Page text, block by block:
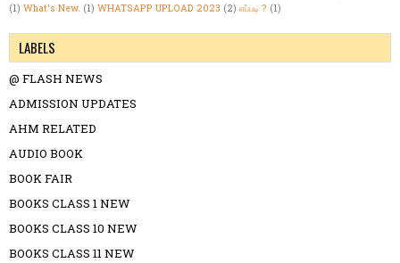
(1) What's New. (1) WHATSAPP UPLOAD 2023 (2) எப்படி ? (1)
LABELS
@ FLASH NEWS
ADMISSION UPDATES
AHM RELATED
AUDIO BOOK
BOOK FAIR
BOOKS CLASS 1 NEW
BOOKS CLASS 10 NEW
BOOKS CLASS 11 NEW